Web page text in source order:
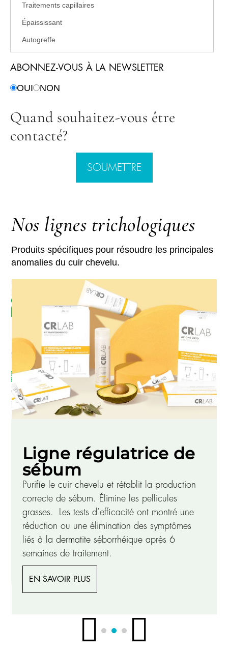
ABONNEZ-VOUS À LA NEWSLETTER
OUI NON
Quand souhaitez-vous être
contacté?
SOUMETTRE
Nos lignes trichologiques
Produits spécifiques pour résoudre les principales
anomalies du cuir chevelu.
Ligne régulatrice de
sébum
Purifie le cuir chevelu et rétablit la production
correcte de sébum. Élimine les pellicules
grasses. Les tests d’efficacité ont montré une
réduction ou une élimination des symptômes
liés à la dermatite séborrhéique après 6
semaines de traitement.
EN SAVOIR PLUS